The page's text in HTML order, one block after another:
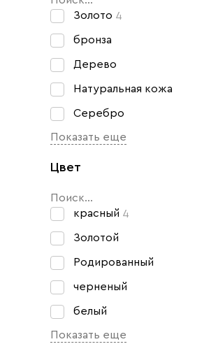
Золото 4
бронза
Дерево
Натуральная кожа
Серебро
Показать еще
Цвет
красный 4
Золотой
Родированный
черненый
белый
Показать еще